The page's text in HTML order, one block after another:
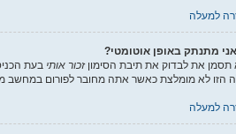
למעלה
מתנתק באופן אוטומטי?
תסמן את לבדוק את תיבת הסימוןזכור אותי בעת
הזו לא מומלצת כאשר אתה מחובר לפורום במחשב
למעלה